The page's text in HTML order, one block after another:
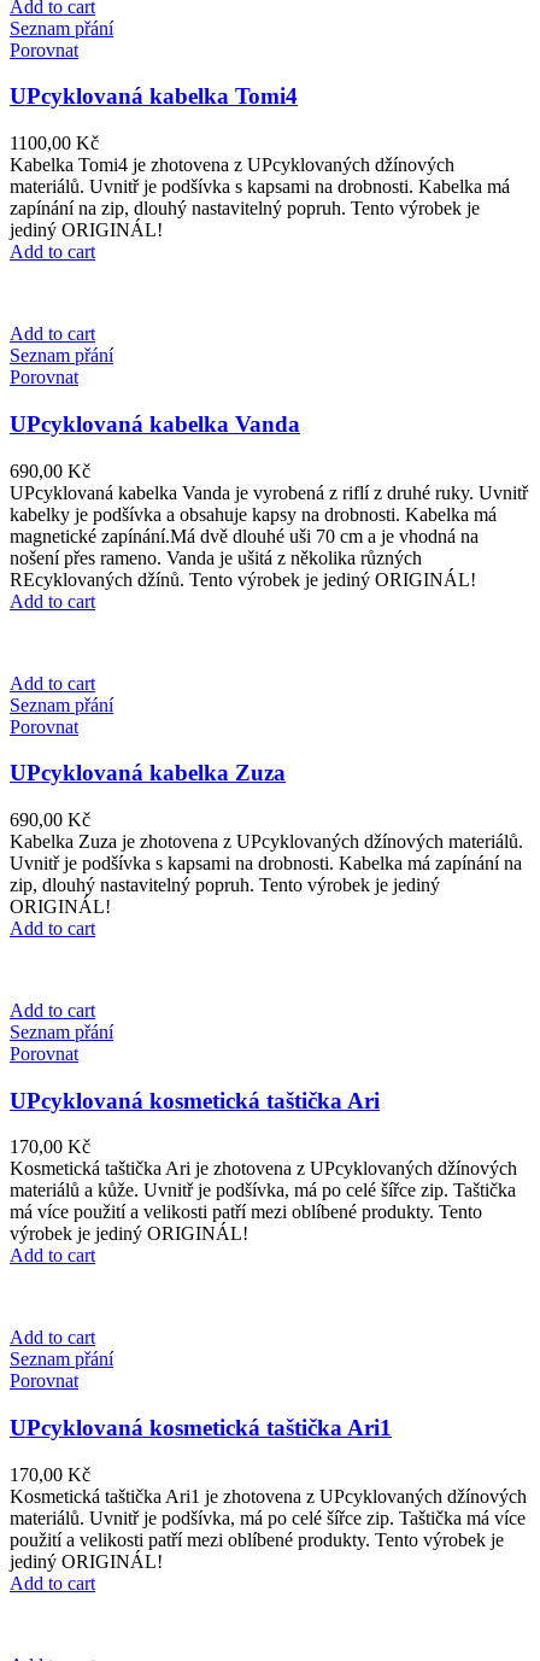
Add to cart
Seznam přání
Porovnat
UPcyklovaná kabelka Tomi4
1100,00 Kč
Kabelka Tomi4 je zhotovena z UPcyklovaných džínových
materiálů. Uvnitř je podšívka s kapsami na drobnosti. Kabelka má
zapínání na zip, dlouhý nastavitelný popruh. Tento výrobek je
jediný ORIGINÁL!
Add to cart
Add to cart
Seznam přání
Porovnat
UPcyklovaná kabelka Vanda
690,00 Kč
UPcyklovaná kabelka Vanda je vyrobená z riflí z druhé ruky. Uvnitř
kabelky je podšívka a obsahuje kapsy na drobnosti. Kabelka má
magnetické zapínání.Má dvě dlouhé uši 70 cm a je vhodná na
nošení přes rameno. Vanda je ušitá z několika různých
REcyklovaných džínů. Tento výrobek je jediný ORIGINÁL!
Add to cart
Add to cart
Seznam přání
Porovnat
UPcyklovaná kabelka Zuza
690,00 Kč
Kabelka Zuza je zhotovena z UPcyklovaných džínových materiálů.
Uvnitř je podšívka s kapsami na drobnosti. Kabelka má zapínání na
zip, dlouhý nastavitelný popruh. Tento výrobek je jediný
ORIGINÁL!
Add to cart
Add to cart
Seznam přání
Porovnat
UPcyklovaná kosmetická taštička Ari
170,00 Kč
Kosmetická taštička Ari je zhotovena z UPcyklovaných džínových
materiálů a kůže. Uvnitř je podšívka, má po celé šířce zip. Taštička
má více použití a velikosti patří mezi oblíbené produkty. Tento
výrobek je jediný ORIGINÁL!
Add to cart
Add to cart
Seznam přání
Porovnat
UPcyklovaná kosmetická taštička Ari1
170,00 Kč
Kosmetická taštička Ari1 je zhotovena z UPcyklovaných džínových
materiálů. Uvnitř je podšívka, má po celé šířce zip. Taštička má více
použití a velikosti patří mezi oblíbené produkty. Tento výrobek je
jediný ORIGINÁL!
Add to cart